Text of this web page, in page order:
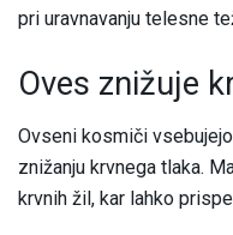
pri uravnavanju telesne
Oves znižuje
Ovseni kosmiči
znižanju krvnega tlaka.
krvnih žil, kar lahko